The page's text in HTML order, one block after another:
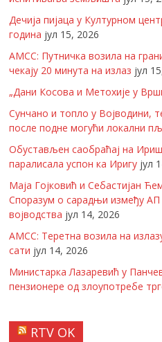
Дечија пијаца у Културном
година јул 15, 2026
АМСС: Путничка возила на
чекају 20 минута на излаз јул
„Дани Косова и Метохије у
Сунчано и топло у Војводини,
после подне могући локални
Обустављен саобраћај на
паралисала успон ка Иригу јул
Маја Гојковић и Себастијан
Споразум о сарадњи између
војводства јул 14, 2026
АМСС: Теретна возила на
сати јул 14, 2026
Министарка Лазаревић у
пензионере од злоупотребе
RTV OK